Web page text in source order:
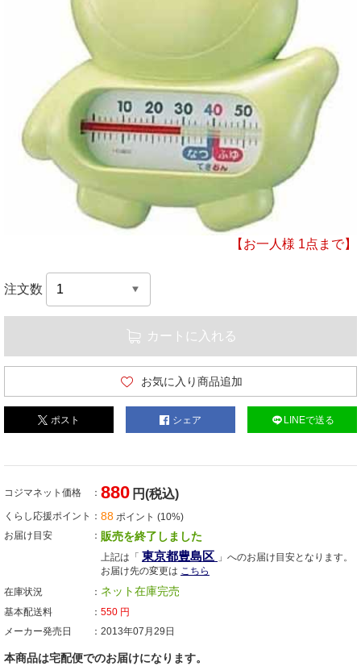
【お一人様 1点まで】
注文数
カートに入れる
お気に入り商品追加
ポスト シェア LINEで送る
コジマネット価格 880 円(税込)
くらし応援ポイント 88 ポイント (10%)
お届け目安
販売を終了しました
上記は「 東京都豊島区 」へのお届け目安となります。
お届け先の変更は こちら
在庫状況
ネット在庫完売
基本配送料 550 円
メーカー発売日
2013年07月29日
本商品は宅配便でのお届けになります。